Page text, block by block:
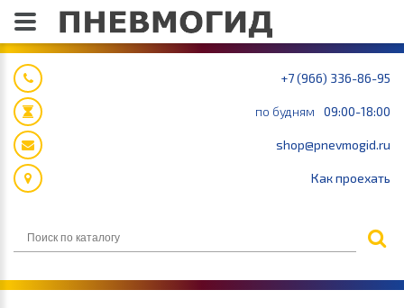
+7 (966) 336-86-95
по будням 09:00-18:00
shop@pnevmogid.ru
Как проехать